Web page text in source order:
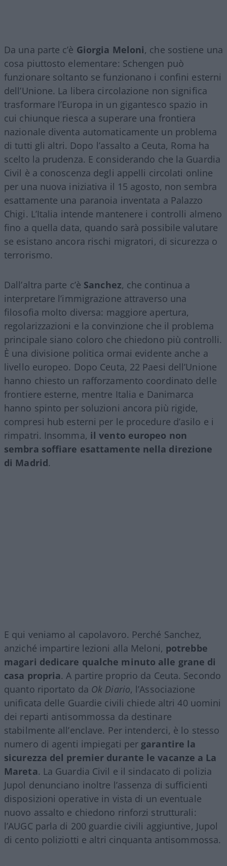
Da una parte c’è Giorgia Meloni, che sostiene una
cosa piuttosto elementare: Schengen può
funzionare soltanto se funzionano i confini esterni
dell’Unione. La libera circolazione non significa
trasformare l’Europa in un gigantesco spazio in
cui chiunque riesca a superare una frontiera
nazionale diventa automaticamente un problema
di tutti gli altri. Dopo l’assalto a Ceuta, Roma ha
scelto la prudenza. E considerando che la Guardia
Civil è a conoscenza degli appelli circolati online
per una nuova iniziativa il 15 agosto, non sembra
esattamente una paranoia inventata a Palazzo
Chigi. L’Italia intende mantenere i controlli almeno
fino a quella data, quando sarà possibile valutare
se esistano ancora rischi migratori, di sicurezza o
terrorismo.
Dall’altra parte c’è Sanchez, che continua a
interpretare l’immigrazione attraverso una
filosofia molto diversa: maggiore apertura,
regolarizzazioni e la convinzione che il problema
principale siano coloro che chiedono più controlli.
È una divisione politica ormai evidente anche a
livello europeo. Dopo Ceuta, 22 Paesi dell’Unione
hanno chiesto un rafforzamento coordinato delle
frontiere esterne, mentre Italia e Danimarca
hanno spinto per soluzioni ancora più rigide,
compresi hub esterni per le procedure d’asilo e i
rimpatri. Insomma, il vento europeo non
sembra soffiare esattamente nella direzione
di Madrid.
E qui veniamo al capolavoro. Perché Sanchez,
anziché impartire lezioni alla Meloni, potrebbe
magari dedicare qualche minuto alle grane di
casa propria. A partire proprio da Ceuta. Secondo
quanto riportato da Ok Diario, l’Associazione
unificata delle Guardie civili chiede altri 40 uomini
dei reparti antisommossa da destinare
stabilmente all’enclave. Per intenderci, è lo stesso
numero di agenti impiegati per garantire la
sicurezza del premier durante le vacanze a La
Mareta. La Guardia Civil e il sindacato di polizia
Jupol denunciano inoltre l’assenza di sufficienti
disposizioni operative in vista di un eventuale
nuovo assalto e chiedono rinforzi strutturali:
l’AUGC parla di 200 guardie civili aggiuntive, Jupol
di cento poliziotti e altri cinquanta antisommossa.